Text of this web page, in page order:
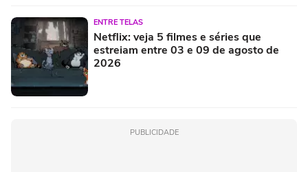
ENTRE TELAS
Netflix: veja 5 filmes e séries que
estreiam entre 03 e 09 de agosto de
2026
PUBLICIDADE